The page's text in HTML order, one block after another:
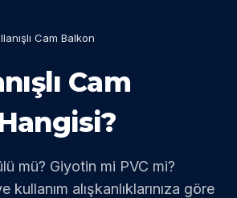
Cam Balkon
Cam
mü? Giyotin mi PVC mi?
kullanım alışkanlıklarınıza göre